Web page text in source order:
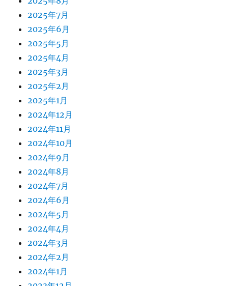
2025年7月
2025年6月
2025年5月
2025年4月
2025年3月
2025年2月
2025年1月
2024年12月
2024年11月
2024年10月
2024年9月
2024年8月
2024年7月
2024年6月
2024年5月
2024年4月
2024年3月
2024年2月
2024年1月